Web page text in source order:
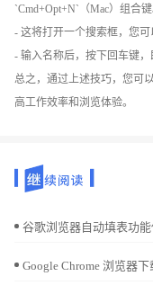
`Cmd+Opt+N`（Mac）组合键
- 这将打开一个搜索框，您可
- 输入名称后，按下回车键，
总之，通过上述技巧，您可
高工作效率和浏览体验。